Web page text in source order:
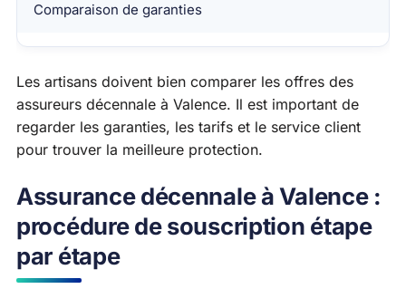
Comparaison de garanties
Les artisans doivent bien comparer les offres des
assureurs décennale à Valence. Il est important de
regarder les garanties, les tarifs et le service client
pour trouver la meilleure protection.
Assurance décennale à Valence :
procédure de souscription étape
par étape